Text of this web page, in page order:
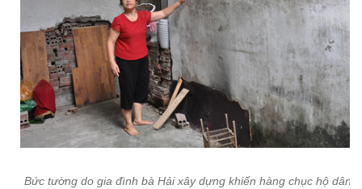
Bức tường do gia đình bà Hải xây dựng khiến hàng chục hộ dân